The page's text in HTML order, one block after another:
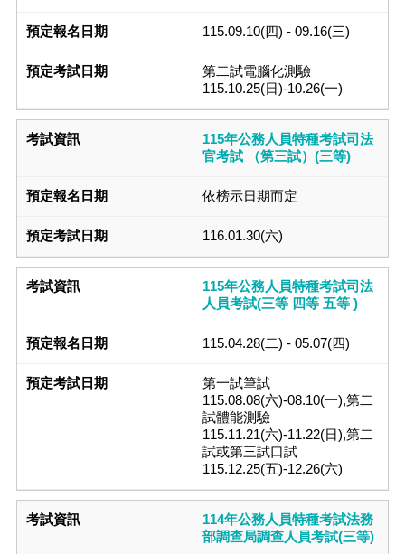
115.09.10(四) - 09.16(三)
第二試電腦化測驗
115.10.25(日)-10.26(一)
115年公務人員特種考試司法
官考試 （第三試）(三等)
依榜示日期而定
116.01.30(六)
115年公務人員特種考試司法
人員考試(三等 四等 五等 )
115.04.28(二) - 05.07(四)
第一試筆試
115.08.08(六)-08.10(一),第二
試體能測驗
115.11.21(六)-11.22(日),第二
試或第三試口試
115.12.25(五)-12.26(六)
114年公務人員特種考試法務
部調查局調查人員考試(三等)